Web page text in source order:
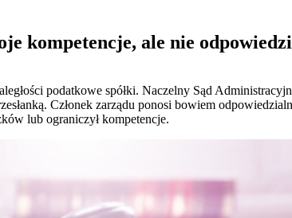
kompetencje, ale nie
podatkowe spółki. Naczelny Sąd
Członek zarządu ponosi bowiem
lub ograniczył kompetencje.